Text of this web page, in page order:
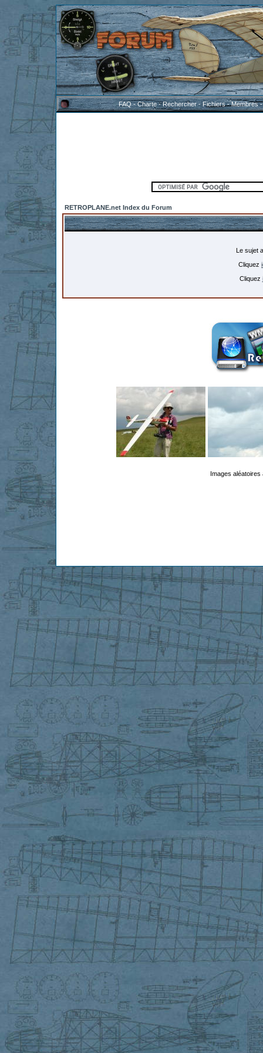
FAQ-Charte-Rechercher-Fichiers-Membres
RETROPLANE.net Index du Forum
Le sujet
Cliquez
Cliquez
Images aléatoires